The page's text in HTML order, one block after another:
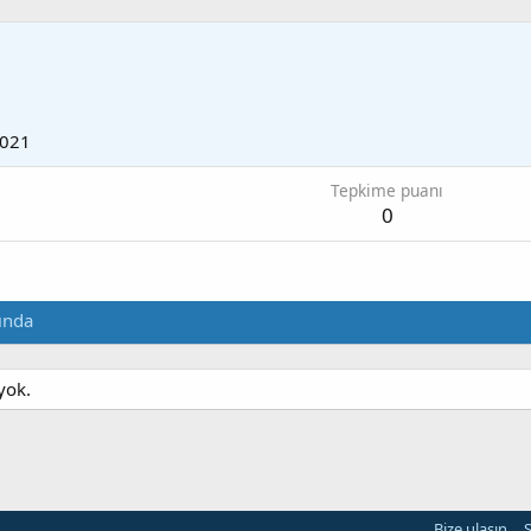
Tepkime puanı
0